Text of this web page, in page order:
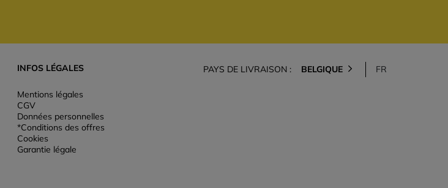
INFOS LÉGALES
Mentions légales
CGV
Données personnelles
*Conditions des offres
Cookies
Garantie légale
PAYS DE LIVRAISON : BELGIQUE FR